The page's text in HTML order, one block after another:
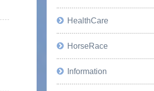
HealthCare
HorseRace
Information